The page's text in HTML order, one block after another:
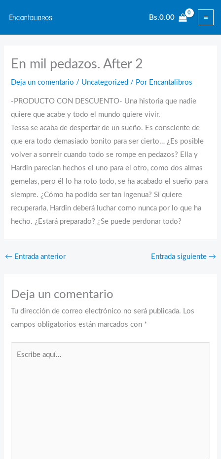
contenido
Bs.0.00
En mil pedazos. After 2
Deja un comentario / Uncategorized / Por Encantalibros
-PRODUCTO CON DESCUENTO- Una historia que nadie
quiere que acabe y todo el mundo quiere vivir.
Tessa se acaba de despertar de un sueño. Es consciente de
que era todo demasiado bonito para ser cierto… ¿Es posible
volver a sonreír cuando todo se rompe en pedazos? Ella y
Hardin parecían hechos el uno para el otro, como dos almas
gemelas, pero él lo ha roto todo, se ha acabado el sueño para
siempre. ¿Cómo ha podido ser tan ingenua? Si quiere
recuperarla, Hardin deberá luchar como nunca por lo que ha
hecho. ¿Estará preparado? ¿Se puede perdonar todo?
← Entrada anterior Entrada siguiente →
Deja un comentario
Tu dirección de correo electrónico no será publicada. Los
campos obligatorios están marcados con *